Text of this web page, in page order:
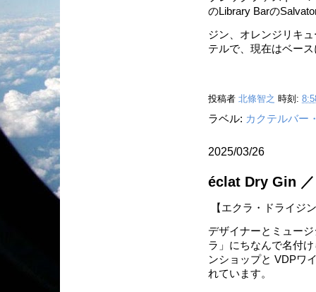
のLibrary Barの
ジン、オレンジリキ
テルで、現在はベー
投稿者 北條智之 時刻:
ラベル: カクテルバー
2025/03/26
éclat Dry Gin ／
【エクラ・ドライジ
デザイナーとミュー
ラ」にちなんで名付
ンショップと VDPワ
れています。